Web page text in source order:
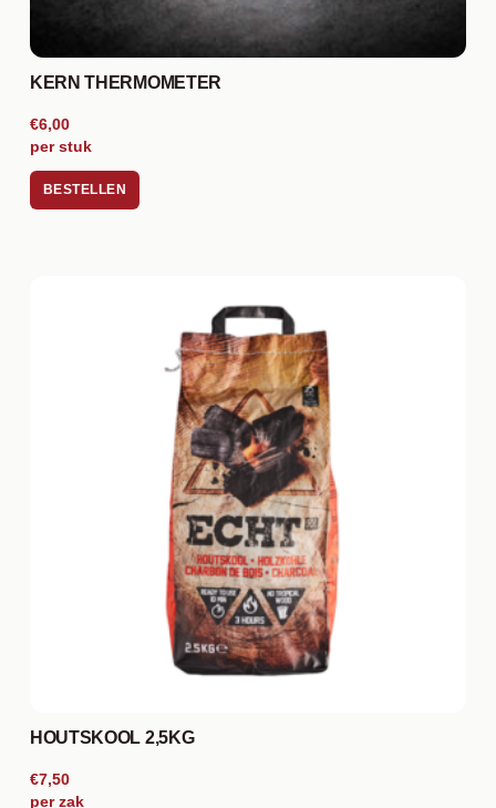
KERN THERMOMETER
€6,00
per stuk
BESTELLEN
HOUTSKOOL 2,5KG
€7,50
per zak